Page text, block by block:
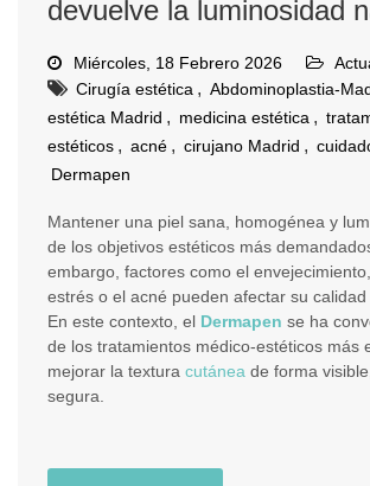
devuelve la luminosidad
Miércoles, 18 Febrero 2026
Cirugía estética , Abdominoplastia-
estética Madrid , medicina estética ,
estéticos , acné , cirujano Madrid ,
Dermapen
Mantener una piel sana, homogénea y
de los objetivos estéticos más
embargo, factores como el
estrés o el acné pueden afectar su calidad
En este contexto, el Dermapen se ha
de los tratamientos médico-estéticos más
mejorar la textura cutánea de forma
segura.